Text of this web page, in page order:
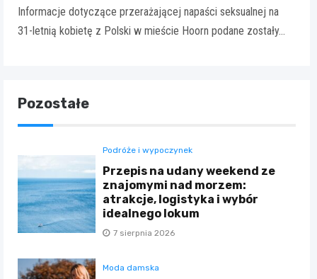
Informacje dotyczące przerażającej napaści seksualnej na
31-letnią kobietę z Polski w mieście Hoorn podane zostały…
Pozostałe
Podróże i wypoczynek
Przepis na udany weekend ze
znajomymi nad morzem:
atrakcje, logistyka i wybór
idealnego lokum
7 sierpnia 2026
Moda damska